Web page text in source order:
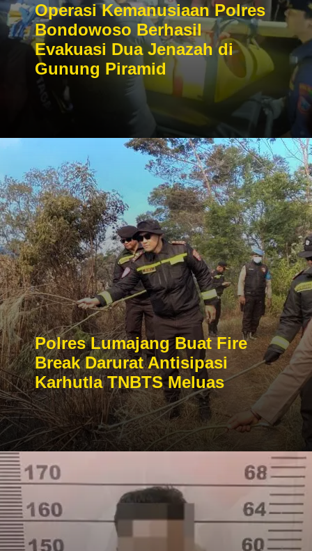
Operasi Kemanusiaan Polres
Bondowoso Berhasil
Evakuasi Dua Jenazah di
Gunung Piramid
Polres Lumajang Buat Fire
Break Darurat Antisipasi
Karhutla TNBTS Meluas